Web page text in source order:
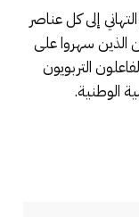
إلى كل عناصر
الذين سهروا على
التربويون
الوطنية.